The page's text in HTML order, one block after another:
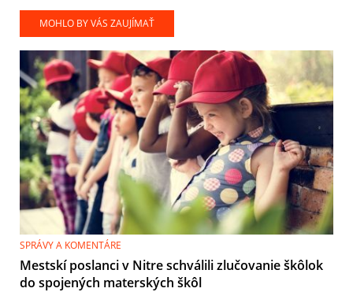
MOHLO BY VÁS ZAUJÍMAŤ
SPRÁVY A KOMENTÁRE
Mestskí poslanci v Nitre schválili zlučovanie škôlok
do spojených materských škôl